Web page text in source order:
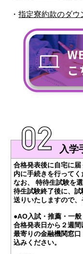
・指定寮約款のダウ
入学
合格発表後に自宅に
内に手続きを行ってく
なお、 特待生試験を
待生試験終了後に、
送りいたしますので、
●AO入試・推薦・一
合格発表日から２週
最寄りの金融機関窓
込みください。